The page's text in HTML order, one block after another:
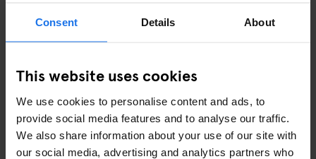
Consent Details About
This website uses cookies
We use cookies to personalise content and ads, to
provide social media features and to analyse our traffic.
We also share information about your use of our site with
our social media, advertising and analytics partners who
🎁 Chicago –Christkindlmarket
Ein Winterdorf im deutschen Stil, umgeben von Wolkenkratzern.
Christmas Village
🗓 22. November – 24. Dezember 2025
Festliches Essen, Lichter der Stadt und eine Prise Geschichte.